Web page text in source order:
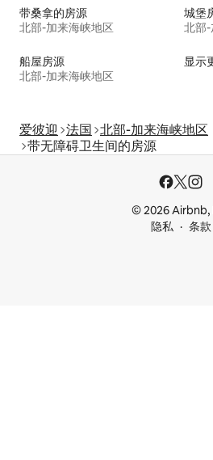
带桑拿的房源
北部-加来海峡地区
城堡
北部-
船屋房源
北部-加来海峡地区
显示
爱彼迎 法国 北部-加来海峡地区
带无障碍卫生间的房源
© 2026 Airbnb,
隐私
条款